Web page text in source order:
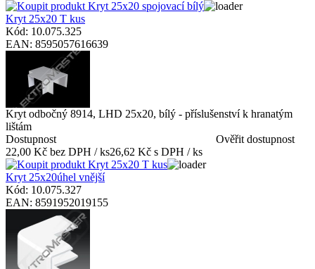
Kryt 25x20 T kus
Kód: 10.075.325
EAN: 8595057616639
Kryt odbočný 8914, LHD 25x20, bílý - příslušenství k hranatým
lištám
Dostupnost
Ověřit dostupnost
22,00 Kč bez DPH / ks26,62 Kč s DPH / ks
Kryt 25x20úhel vnější
Kód: 10.075.327
EAN: 8591952019155